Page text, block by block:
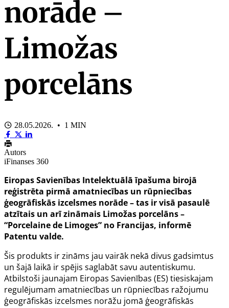
norāde –
Limožas
porcelāns
28.05.2026. • 1 MIN
Autors
iFinanses 360
Eiropas Savienības Intelektuālā īpašuma birojā
reģistrēta pirmā amatniecības un rūpniecības
ģeogrāfiskās izcelsmes norāde – tas ir visā pasaulē
atzītais un arī zināmais Limožas porcelāns –
“Porcelaine de Limoges” no Francijas, informē
Patentu valde.
Šis produkts ir zināms jau vairāk nekā divus gadsimtus
un šajā laikā ir spējis saglabāt savu autentiskumu.
Atbilstoši jaunajam Eiropas Savienības (ES) tiesiskajam
regulējumam amatniecības un rūpniecības ražojumu
ģeogrāfiskās izcelsmes norāžu jomā ģeogrāfiskās